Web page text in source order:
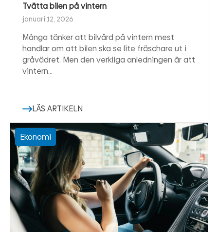
Tvätta bilen på vintern
januari 12, 2026
Många tänker att bilvård på vintern mest
handlar om att bilen ska se lite fräschare ut i
gråvädret. Men den verkliga anledningen är att
vintern…
LÄS ARTIKELN
Ekonomi